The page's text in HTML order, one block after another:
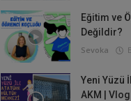
Eğitim ve
Değildir?
Sevoka
Yeni Yüzü
AKM | Vlog